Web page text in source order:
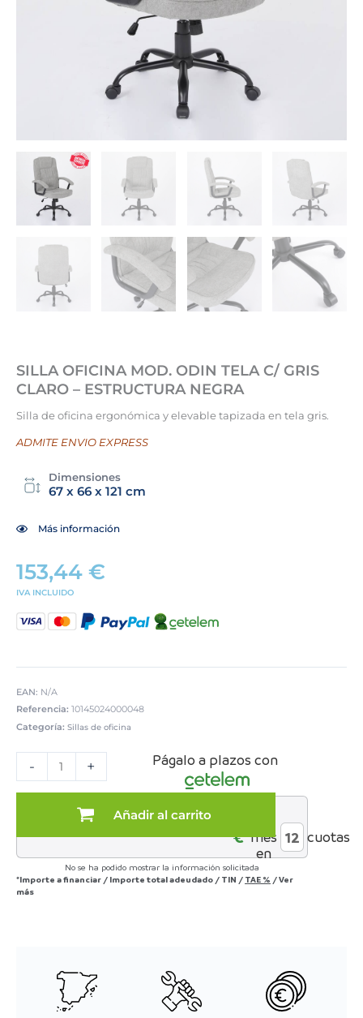
SILLA OFICINA MOD. ODIN TELA C/ GRIS
CLARO – ESTRUCTURA NEGRA
Silla de oficina ergonómica y elevable tapizada en tela gris.
ADMITE ENVIO EXPRESS
Dimensiones
67 x 66 x 121 cm
Más información
153,44 €
IVA INCLUIDO
EAN: N/A
Referencia: 10145024000048
Categoría: Sillas de oficina
-
ODIN
GRIS
CLARO
ESTRUCTURA
+
Añadir al carrito
Págalo a plazos con
€*mes
en
cuotas
No se ha podido mostrar la información solicitada
*Importe a financiar / Importe total adeudado / TIN / TAE % /Ver
más